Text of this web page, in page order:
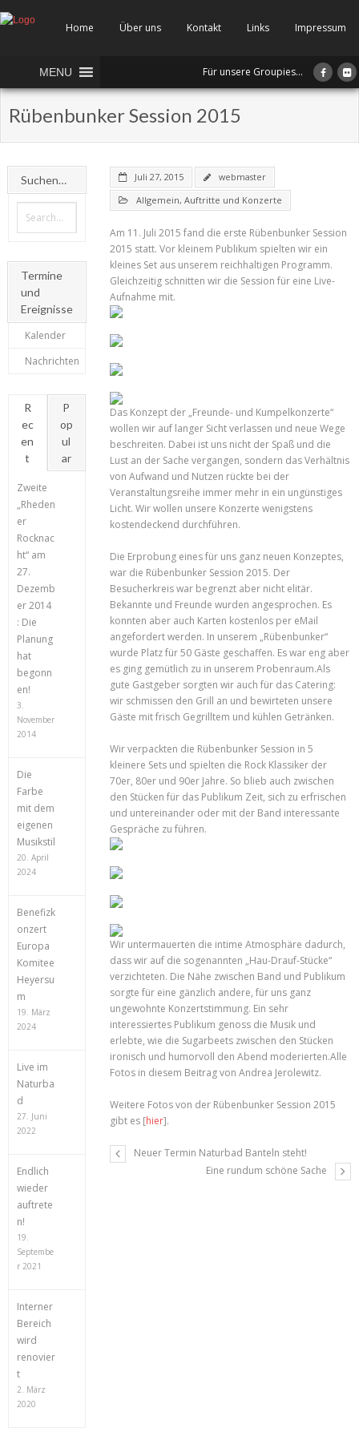
Home Über uns Kontakt Links Impressum
MENU Für unsere Groupies...
Rübenbunker Session 2015
Juli 27, 2015
webmaster
Allgemein, Auftritte und Konzerte
Am 11. Juli 2015 fand die erste Rübenbunker Session
2015 statt. Vor kleinem Publikum spielten wir ein
kleines Set aus unserem reichhaltigen Programm.
Gleichzeitig schnitten wir die Session für eine Live-
Aufnahme mit.
Das Konzept der „Freunde- und Kumpelkonzerte“
wollen wir auf langer Sicht verlassen und neue Wege
beschreiten. Dabei ist uns nicht der Spaß und die
Lust an der Sache vergangen, sondern das Verhältnis
von Aufwand und Nutzen rückte bei der
Veranstaltungsreihe immer mehr in ein ungünstiges
Licht. Wir wollen unsere Konzerte wenigstens
kostendeckend durchführen.
Die Erprobung eines für uns ganz neuen Konzeptes,
war die Rübenbunker Session 2015. Der
Besucherkreis war begrenzt aber nicht elitär.
Bekannte und Freunde wurden angesprochen. Es
konnten aber auch Karten kostenlos per eMail
angefordert werden. In unserem „Rübenbunker“
wurde Platz für 50 Gäste geschaffen. Es war eng aber
es ging gemütlich zu in unserem Probenraum.Als
gute Gastgeber sorgten wir auch für das Catering:
wir schmissen den Grill an und bewirteten unsere
Gäste mit frisch Gegrilltem und kühlen Getränken.
Wir verpackten die Rübenbunker Session in 5
kleinere Sets und spielten die Rock Klassiker der
70er, 80er und 90er Jahre. So blieb auch zwischen
den Stücken für das Publikum Zeit, sich zu erfrischen
und untereinander oder mit der Band interessante
Gespräche zu führen.
Wir untermauerten die intime Atmosphäre dadurch,
dass wir auf die sogenannten „Hau-Drauf-Stücke“
verzichteten. Die Nähe zwischen Band und Publikum
sorgte für eine gänzlich andere, für uns ganz
ungewohnte Konzertstimmung. Ein sehr
interessiertes Publikum genoss die Musik und
erlebte, wie die Sugarbeets zwischen den Stücken
ironisch und humorvoll den Abend moderierten.Alle
Fotos in diesem Beitrag von Andrea Jerolewitz.
Weitere Fotos von der Rübenbunker Session 2015
gibt es [hier].
Neuer Termin Naturbad Banteln steht!
Eine rundum schöne Sache
Suchen…
Termine
und
Ereignisse
Kalender
Nachrichten
R
ec
en
t
P
op
ul
ar
Zweite
„Rheden
er
Rocknac
ht“ am
27.
Dezemb
er 2014
: Die
Planung
hat
begonn
en!
3.
November
2014
Die
Farbe
mit dem
eigenen
Musikstil
20. April
2024
Benefizk
onzert
Europa
Komitee
Heyersu
m
19. März
2024
Live im
Naturba
d
27. Juni
2022
Endlich
wieder
auftrete
n!
19.
Septembe
r 2021
Interner
Bereich
wird
renovier
t
2. März
2020